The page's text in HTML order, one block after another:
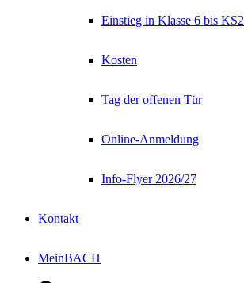
Einstieg in Klasse 6 bis KS2
Kosten
Tag der offenen Tür
Online-Anmeldung
Info-Flyer 2026/27
Kontakt
MeinBACH